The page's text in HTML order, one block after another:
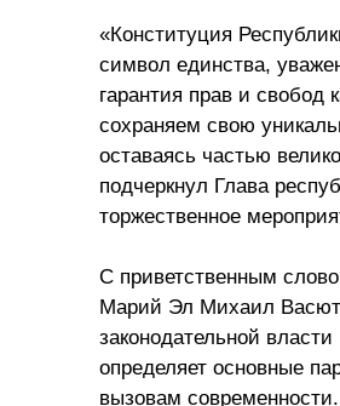
«Конституция
символ единства,
гарантия прав и свобод
сохраняем свою
оставаясь частью
подчеркнул Глава
торжественное
С приветственным
Марий Эл Михаил
законодательной
определяет основные
вызовам